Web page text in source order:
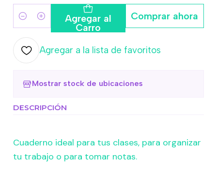
Cantidad Agregar al
Carro
Comprar ahora
Agregar a la lista de favoritos
Mostrar stock de ubicaciones
DESCRIPCIÓN
Cuaderno ideal para tus clases, para organizar
tu trabajo o para tomar notas.